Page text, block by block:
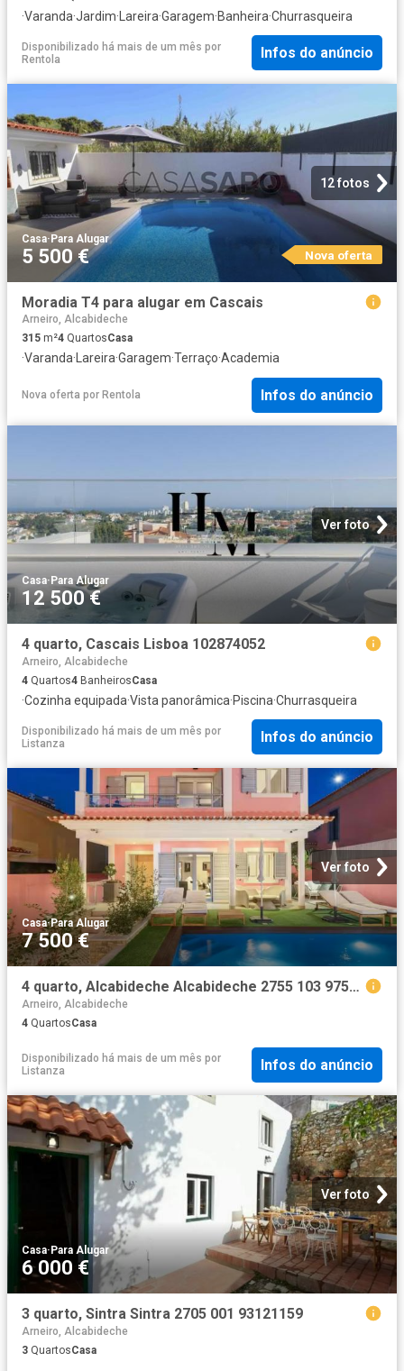
·Varanda·Jardim· Lareira·Garagem·Banheira·Churrasqueira
Disponibilizado há mais de um mês por
Rentola
Infos do anúncio
12 fotos
Casa·Para Alugar
5 500 € Nova oferta
Moradia T4 para alugar em Cascais
Arneiro, Alcabideche
315 m²4 QuartosCasa
·Varanda·Lareira·Garagem·Terraço·Academia
Nova oferta por Rentola Infos do anúncio
Ver foto
Casa· Para Alugar
12 500 €
4 quarto, Cascais Lisboa 102874052
Arneiro, Alcabideche
4 Quartos4 BanheirosCasa
·Cozinha equipada·Vista panorâmica·Piscina·Churrasqueira
Disponibilizado há mais de um mês por
Listanza
Infos do anúncio
Ver foto
Casa·Para Alugar
7 500 €
4 quarto, Alcabideche Alcabideche 2755 103 97585554
Arneiro, Alcabideche
4 QuartosCasa
Disponibilizado há mais de um mês por
Listanza
Infos do anúncio
Ver foto
Casa· Para Alugar
6 000 €
3 quarto, Sintra Sintra 2705 001 93121159
Arneiro, Alcabideche
3 QuartosCasa